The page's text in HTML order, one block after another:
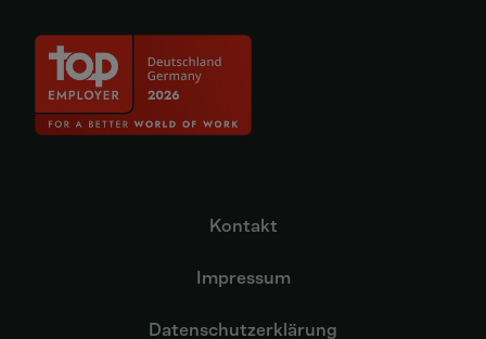
Kontakt
Impressum
Datenschutzerklärung